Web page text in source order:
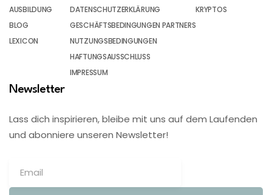
AUSBILDUNG
BLOG
LEXICON
DATENSCHUTZERKLÄRUNG
GESCHÄFTSBEDINGUNGEN PARTNERS
NUTZUNGSBEDINGUNGEN
HAFTUNGSAUSSCHLUSS
IMPRESSUM
KRYPTOS
Newsletter
Lass dich inspirieren, bleibe mit uns auf dem Laufenden
und abonniere unseren Newsletter!